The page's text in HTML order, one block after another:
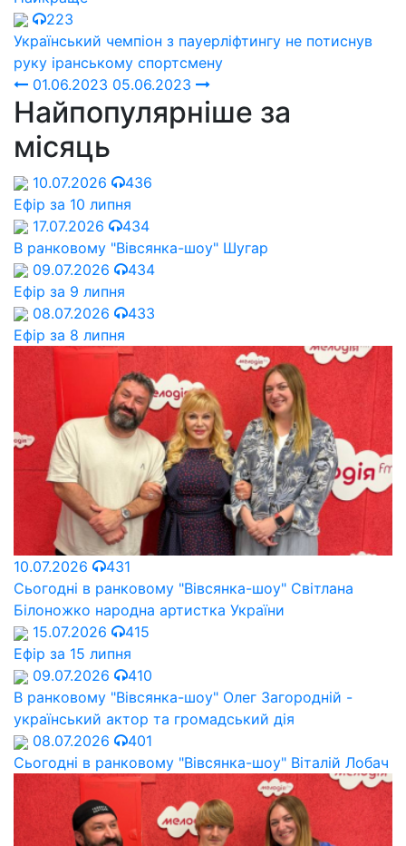
223
Український чемпіон з пауерліфтингу не потиснув
руку іранському спортсмену
01.06.2023 05.06.2023
Найпопулярніше за
місяць
10.07.2026
436
Ефір за 10 липня
17.07.2026
434
В ранковому "Вівсянка-шоу" Шугар
09.07.2026
434
Ефір за 9 липня
08.07.2026
433
Ефір за 8 липня
10.07.2026
431
Сьогодні в ранковому "Вівсянка-шоу" Cвітлана
Білоножко народна артистка України
15.07.2026
415
Ефір за 15 липня
09.07.2026
410
В ранковому "Вівсянка-шоу" Олег Загородній -
український актор та громадський дія
08.07.2026
401
Сьогодні в ранковому "Вівсянка-шоу" Віталій Лобач